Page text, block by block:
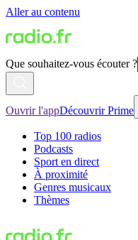
Aller au contenu
Que souhaitez-vous écouter ?
Ouvrir l'appDécouvrir Prime
Top 100 radios
Podcasts
Sport en direct
À proximité
Genres musicaux
Thèmes